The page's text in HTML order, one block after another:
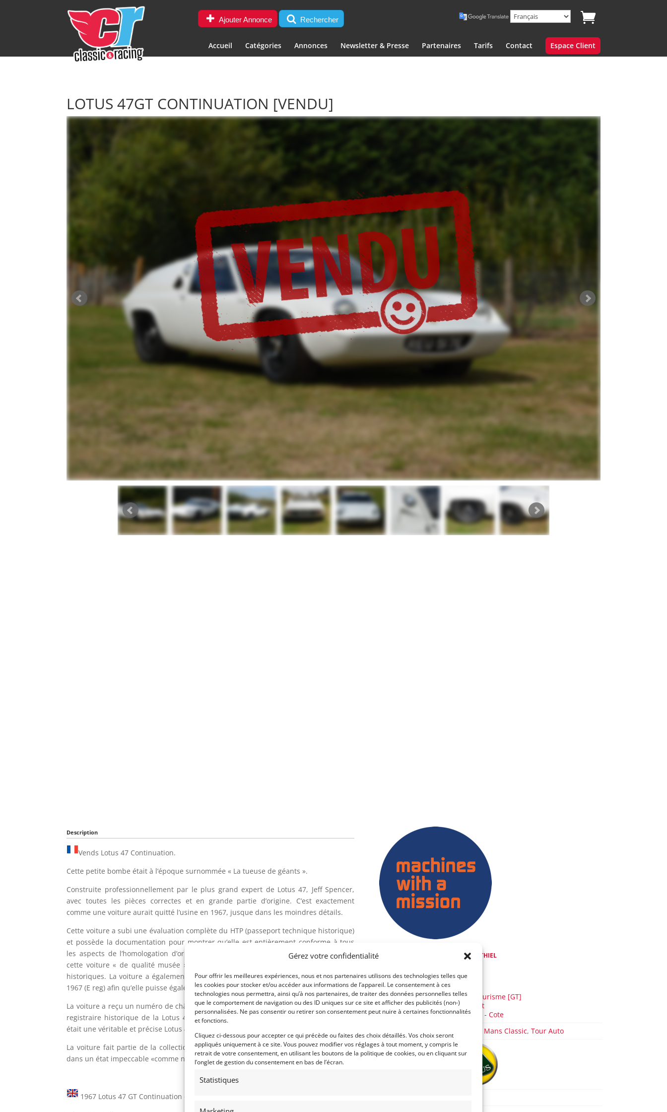
Gérez votre confidentialité
Pour offrir les meilleures expériences, nous et nos partenaires utilisons des technologies telles que
les cookies pour stocker et/ou accéder aux informations de l’appareil. Le consentement à ces
technologies nous permettra, ainsi qu’à nos partenaires, de traiter des données personnelles telles
que le comportement de navigation ou des ID uniques sur ce site et afficher des publicités (non-)
personnalisées. Ne pas consentir ou retirer son consentement peut nuire à certaines fonctionnalités
et fonctions.
Cliquez ci-dessous pour accepter ce qui précède ou faites des choix détaillés. Vos choix seront
appliqués uniquement à ce site. Vous pouvez modifier vos réglages à tout moment, y compris le
retrait de votre consentement, en utilisant les boutons de la politique de cookies, ou en cliquant sur
l’onglet de gestion du consentement en bas de l’écran.
Statistiques
Ajouter Annonce Rechercher
Accueil Catégories Annonces Newsletter & Presse Partenaires Tarifs Contact Espace Client
LOTUS 47GT CONTINUATION [VENDU]
Description
Vends Lotus 47 Continuation.
Cette petite bombe était à l’époque surnommée « La tueuse de géants ».
Construite professionnellement par le plus grand expert de Lotus 47, Jeff Spencer,
avec toutes les pièces correctes et en grande partie d’origine. C’est exactement
comme une voiture aurait quitté l’usine en 1967, jusque dans les moindres détails.
Cette voiture a subi une évaluation complète du HTP (passeport technique historique)
et possède la documentation pour montrer qu’elle est entièrement conforme à tous
les aspects de l’homologation d’origine de la Lotus 47GT de 1967. Par conséquent,
cette voiture « de qualité musée » pourrait être courue dans tous les événements
historiques. La voiture a également un V5 actuel et un numéro d’immatriculation de
1967 (E reg) afin qu’elle puisse également être utilisée sur la route.
La voiture a reçu un numéro de châssis « suite » de 47GT201 et a été inspectée par le
registraire historique de la Lotus 47, John Bolding, qui a confirmé que cette voiture
était une véritable et précise Lotus 47 à tous égards.
La voiture fait partie de la collection privée de Jeff depuis quelques années et reste
dans un état impeccable «comme neuf».
1967 Lotus 47 GT Continuation offered for sale
Mike VAN THIEL
Publié: 23 février 2023 (il y a 3 ans)
Catégorie :
Grand Tourisme [GT]
GT Circuit
GT Rallye - Cote
Le Mans Classic, Tour Auto
Marque :